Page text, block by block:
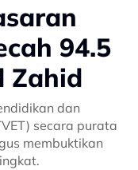
94.5
Zahid
dan
secara purata
membuktikan